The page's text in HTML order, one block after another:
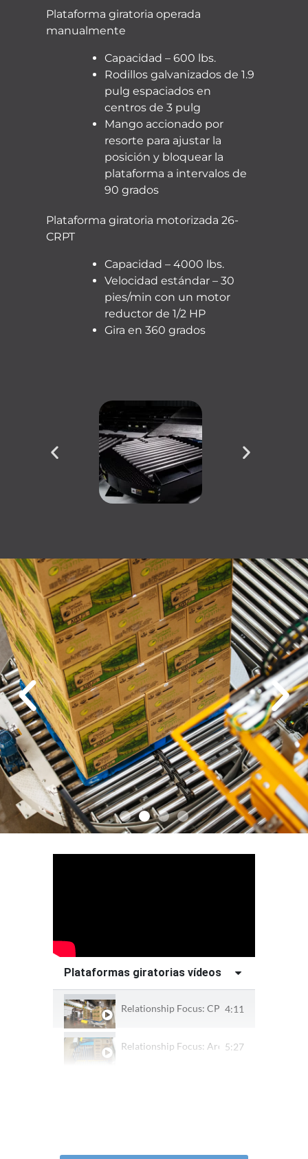
Plataforma giratoria operada
manualmente
Capacidad – 600 lbs.
Rodillos galvanizados de 1.9
pulg espaciados en
centros de 3 pulg
Mango accionado por
resorte para ajustar la
posición y bloquear la
plataforma a intervalos de
90 grados
Plataforma giratoria motorizada 26-
CRPT
Capacidad – 4000 lbs.
Velocidad estándar – 30
pies/min con un motor
reductor de 1/2 HP
Gira en 360 grados
Plataformas giratorias vídeos
Relationship Focus: CPC International
4:11
Relationship Focus: Arcadia Farms
5:27